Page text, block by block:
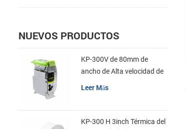
NUEVOS PRODUCTOS
KP-300V de 80mm de
ancho de Alta velocidad de
la Impresora Térmica del
Leer Más
KP-300 H 3inch Térmica del